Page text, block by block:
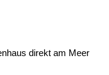
direkt am Meer